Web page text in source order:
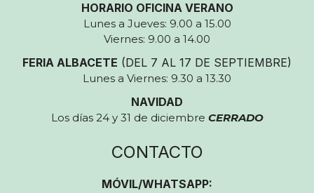
HORARIO OFICINA VERANO
Lunes a Jueves: 9.00 a 15.00
Viernes: 9.00 a 14.00
FERIA ALBACETE (DEL 7 AL 17 DE SEPTIEMBRE)
Lunes a Viernes: 9.30 a 13.30
NAVIDAD
Los días 24 y 31 de diciembre CERRADO
CONTACTO
MÓVIL/WHATSAPP: